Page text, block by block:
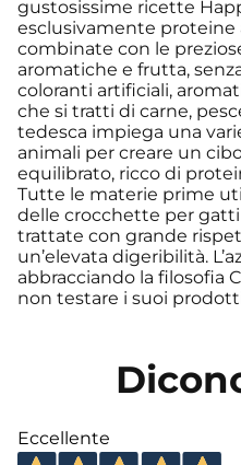
gustosissime ricette
esclusivamente proteine
combinate con le
aromatiche e frutta,
coloranti artificiali,
che si tratti di carne,
tedesca impiega una
animali per creare un
equilibrato, ricco di
Tutte le materie prime
delle crocchette per
trattate con grande
un’elevata digeribilità.
abbracciando la filosofia
non testare i suoi
Eccellente